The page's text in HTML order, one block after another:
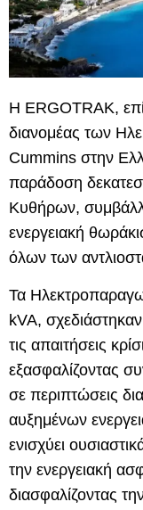
Η ERGOTRAK,
διανομέας των
Cummins στην
παράδοση
Κυθήρων,
ενεργειακή
όλων των
Τα
kVA,
τις απαιτήσεις
εξασφαλίζοντας
σε περιπτώσεις
αυξημένων
ενισχύει
την ενεργειακή
διασφαλίζοντας